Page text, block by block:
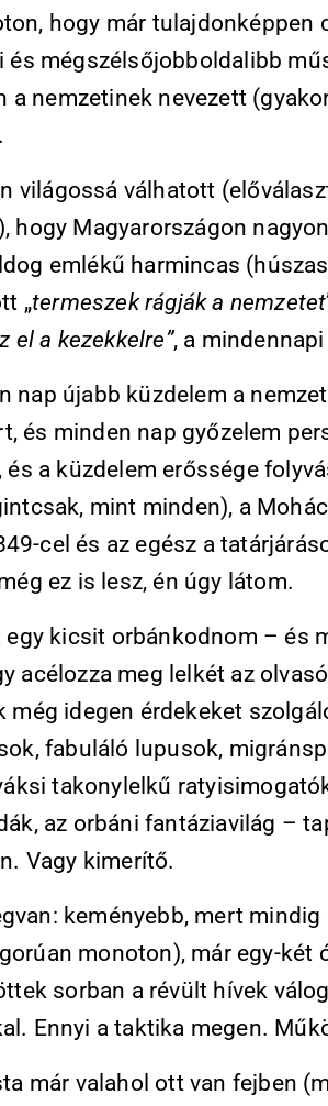
hogy már tulajdonképpen
és mégszélsőjobboldalibb
a nemzetinek nevezett
világossá válhatott
hogy Magyarországon
emlékű harmincas
„termeszek rágják a nemzetet
el a kezekkelre”, a
nap újabb küzdelem a nemzet
és minden nap győzelem
és a küzdelem erőssége
mint minden), a
cel és az egész a
ez is lesz, én úgy látom.
egy kicsit orbánkodnom – és
acélozza meg lelkét az
még idegen érdekeket
fabuláló lupusok,
takonylelkű
az orbáni fantáziavilág –
Vagy kimerítő.
keményebb, mert mindig
monoton), már egy-két
sorban a révült hívek
Ennyi a taktika megen.
már valahol ott van fejben